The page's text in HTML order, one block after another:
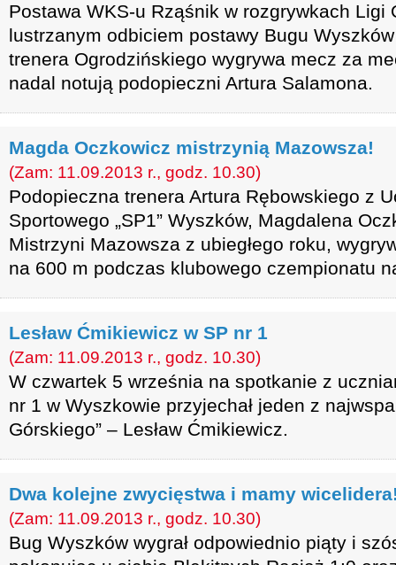
Postawa WKS-u Rząśnik w rozgrywkach Ligi
lustrzanym odbiciem postawy Bugu
trenera Ogrodzińskiego wygrywa mecz za
nadal notują podopieczni Artura Salamona.
Magda Oczkowicz mistrzynią Mazowsza!
(Zam: 11.09.2013 r., godz. 10.30)
Podopieczna trenera Artura Rębowskiego z
Sportowego „SP1” Wyszków, Magdalena
Mistrzyni Mazowsza z ubiegłego roku,
na 600 m podczas klubowego czempionatu
Lesław Ćmikiewicz w SP nr 1
(Zam: 11.09.2013 r., godz. 10.30)
W czwartek 5 września na spotkanie z
nr 1 w Wyszkowie przyjechał jeden z
Górskiego” – Lesław Ćmikiewicz.
Dwa kolejne zwycięstwa i mamy
(Zam: 11.09.2013 r., godz. 10.30)
Bug Wyszków wygrał odpowiednio piąty i